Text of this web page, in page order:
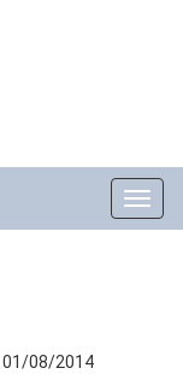
01/08/2014